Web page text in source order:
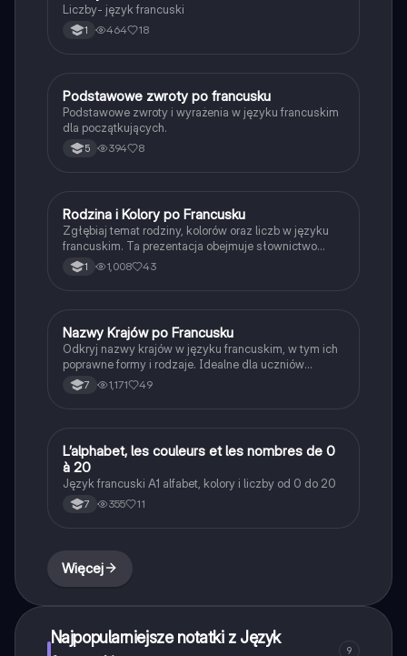
Liczby- język francuski
1 464 18
Język francuski
Podstawowe zwroty po francusku
Podstawowe zwroty i wyrażenia w języku francuskim
dla początkujących.
5 394 8
Język francuski
Rodzina i Kolory po Francusku
Zgłębiaj temat rodziny, kolorów oraz liczb w języku
francuskim. Ta prezentacja obejmuje słownictwo
dotyczące członków rodziny, kolory oraz zasady
tworzenia liczby mnogiej. Idealne dla uczniów
1 1,008 43
Język francuski
Nazwy Krajów po Francusku
Odkryj nazwy krajów w języku francuskim, w tym ich
poprawne formy i rodzaje. Idealne dla uczniów
uczących się geografii i języka francuskiego. Materiał
zawiera listę krajów, takich jak Polska, Francja,
7 1,171 49
Język francuski
L’alphabet, les couleurs et les nombres de 0
à 20
Język francuski A1 alfabet, kolory i liczby od 0 do 20
7 355 11
Więcej
Najpopularniejsze notatki z Język
9